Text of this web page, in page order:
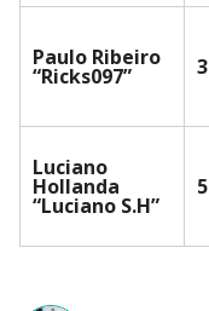
Paulo Ribeiro
“Ricks097” 3
Luciano
Hollanda
“Luciano S.H”
5